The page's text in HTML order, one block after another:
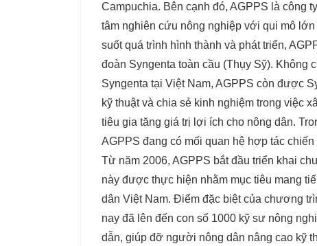
Campuchia. Bên cạnh đó, AGPPS là công
tâm nghiên cứu nông nghiệp với qui mô
suốt quá trình hình thành và phát triển,
đoàn Syngenta toàn cầu (Thụy Sỹ). Không
Syngenta tại Việt Nam, AGPPS còn được
kỹ thuật và chia sẻ kinh nghiệm trong việc
tiêu gia tăng giá trị lợi ích cho nông dân.
AGPPS đang có mối quan hệ hợp tác
Từ năm 2006, AGPPS bắt đầu triển khai
này được thực hiện nhằm mục tiêu mang
dân Việt Nam. Điểm đặc biệt của chương
nay đã lên đến con số 1000 kỹ sư nông
dẫn, giúp đỡ người nông dân nâng cao kỹ